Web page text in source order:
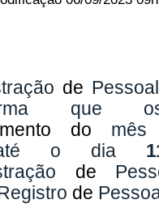
de
que
do
até o dia
de
de